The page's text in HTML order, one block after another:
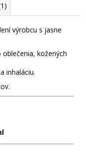
výrobcu s jasne
kožených
inhaláciu.